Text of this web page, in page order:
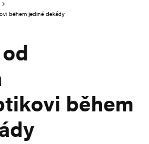
během jediné dekády
během